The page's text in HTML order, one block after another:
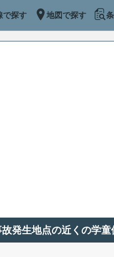
で探す 地図で探す
故発生地点の近くの学童